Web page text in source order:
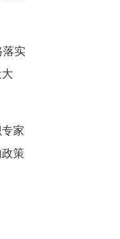
实
专家
策